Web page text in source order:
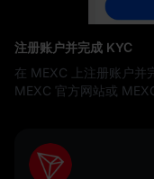
注册账户并完成 KYC
在 MEXC 上注册账户并
MEXC 官方网站或